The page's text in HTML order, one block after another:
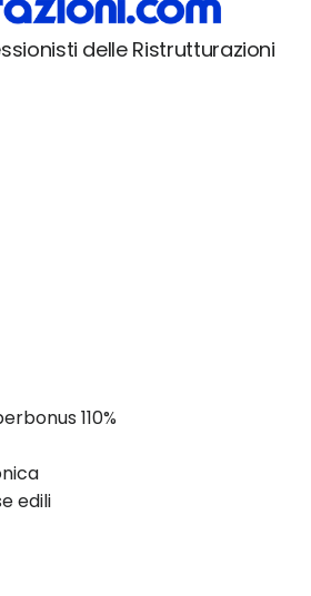
delle Ristrutturazioni
110%
edili